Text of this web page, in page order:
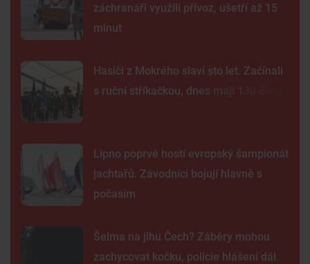
záchranáři využili přívoz, ušetří až 15
minut
Hasiči z Mokrého slaví sto let. Začínali
s ruční stříkačkou, dnes mají 130 členů
Lipno poprvé hostí evropský šampionát
jachtařů. Závodníci bojují hlavně s
počasím
Šelma na jihu Čech? Záběry mohou
zachycovat kočku, policie hlášení dál